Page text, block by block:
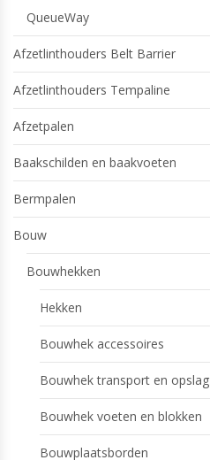
QueueWay
Afzetlinthouders Belt Barrier
Afzetlinthouders Tempaline
Afzetpalen
Baakschilden en baakvoeten
Bermpalen
Bouw
Bouwhekken
Hekken
Bouwhek accessoires
Bouwhek transport en opslag
Bouwhek voeten en blokken
Bouwplaatsborden